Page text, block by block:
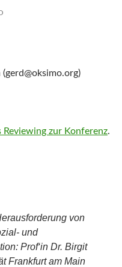
Reviewing zur Konferenz.
von
und
Prof‘in Dr. Birgit
Frankfurt am Main